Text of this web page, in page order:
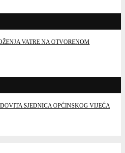
VATRE NA OTVORENOM
SJEDNICA OPĆINSKOG VIJEĆA